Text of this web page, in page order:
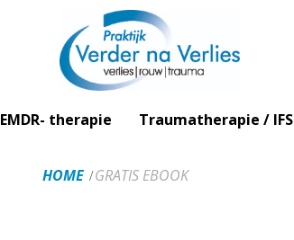
EMDR- therapie Traumatherapie / IFS
HOME GRATIS EBOOK